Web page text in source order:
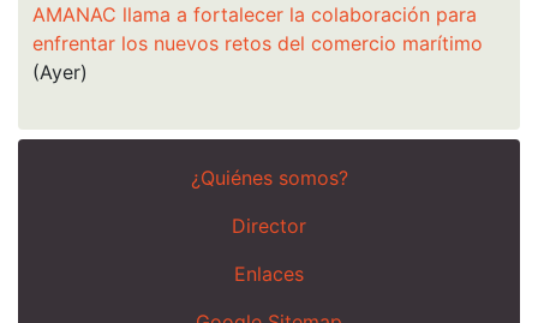
AMANAC llama a fortalecer la colaboración para
enfrentar los nuevos retos del comercio marítimo
(Ayer)
¿Quiénes somos?
Director
Enlaces